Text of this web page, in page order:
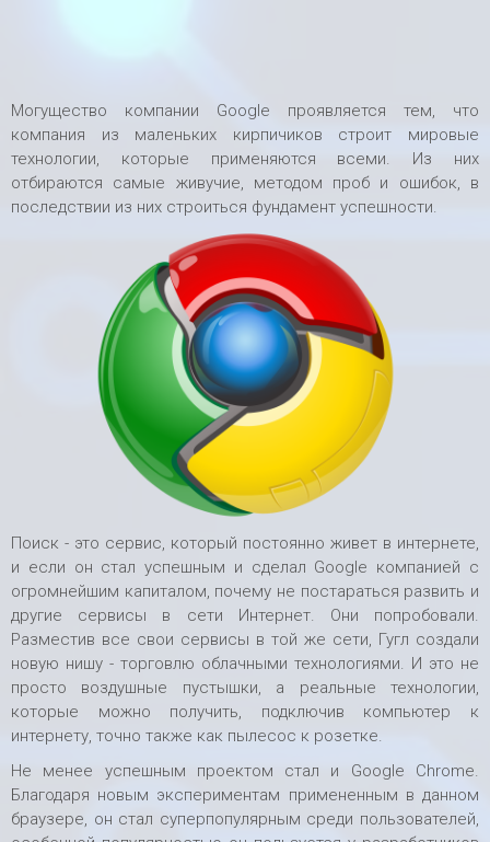
Могущество компании Google проявляется тем, что
компания из маленьких кирпичиков строит мировые
технологии, которые применяются всеми. Из них
отбираются самые живучие, методом проб и ошибок, в
последствии из них строиться фундамент успешности.
Поиск - это сервис, который постоянно живет в интернете,
и если он стал успешным и сделал Google компанией с
огромнейшим капиталом, почему не постараться развить и
другие сервисы в сети Интернет. Они попробовали.
Разместив все свои сервисы в той же сети, Гугл создали
новую нишу - торговлю облачными технологиями. И это не
просто воздушные пустышки, а реальные технологии,
которые можно получить, подключив компьютер к
интернету, точно также как пылесос к розетке.
Не менее успешным проектом стал и Google Chrome.
Благодаря новым экспериментам примененным в данном
браузере, он стал суперпопулярным среди пользователей,